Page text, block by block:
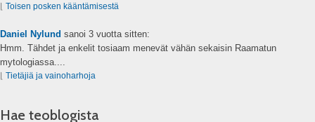
⌊ Toisen posken kääntämisestä
Daniel Nylund sanoi 3 vuotta sitten:
Hmm. Tähdet ja enkelit tosiaam menevät vähän sekaisin Raamatun
mytologiassa....
⌊ Tietäjiä ja vainoharhoja
Hae teoblogista